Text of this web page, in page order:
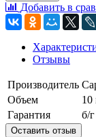
Добавить в
Отзывы
Производитель
Объем
10
Гарантия
б/г
Оставить отзыв